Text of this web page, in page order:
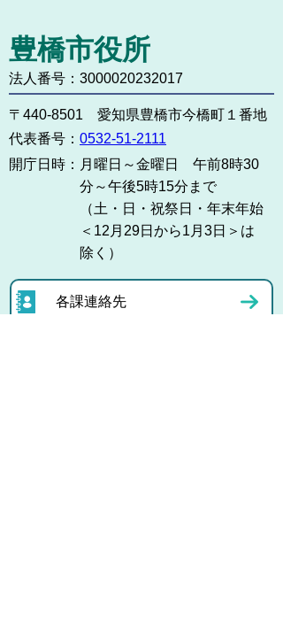
豊橋市役所
法人番号：3000020232017
〒440-8501 愛知県豊橋市今橋町１番地
代表番号： 0532-51-2111
開庁日時： 月曜日～金曜日 午前8時30
分～午後5時15分まで
（土・日・祝祭日・年末年始
＜12月29日から1月3日＞は
除く）
各課連絡先